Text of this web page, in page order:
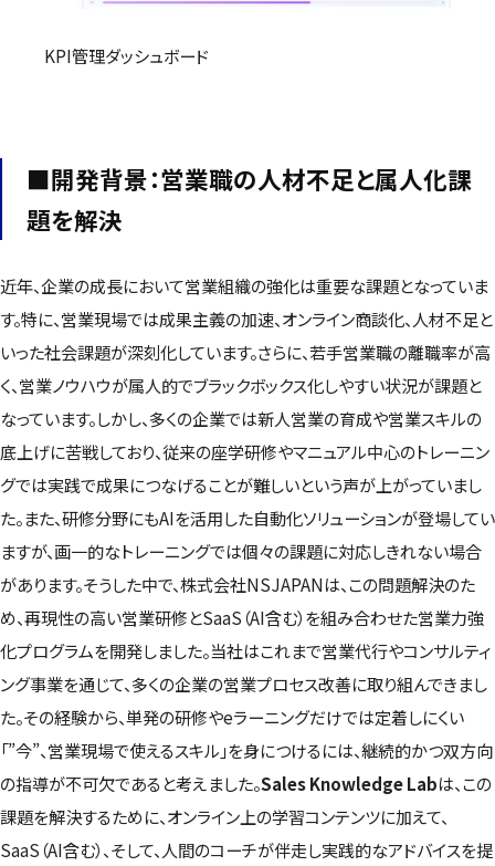
KPI管理ダッシュボード
■開発背景：営業職の人材不足と属人化課
題を解決
近年、企業の成長において営業組織の強化は重要な課題となっていま
す。特に、営業現場では成果主義の加速、オンライン商談化、人材不足と
いった社会課題が深刻化しています。さらに、若手営業職の離職率が高
く、営業ノウハウが属人的でブラックボックス化しやすい状況が課題と
なっています。しかし、多くの企業では新人営業の育成や営業スキルの
底上げに苦戦しており、従来の座学研修やマニュアル中心のトレーニン
グでは実践で成果につなげることが難しいという声が上がっていまし
た。また、研修分野にもAIを活用した自動化ソリューションが登場してい
ますが、画一的なトレーニングでは個々の課題に対応しきれない場合
があります。そうした中で、株式会社NSJAPANは、この問題解決のた
め、再現性の高い営業研修とSaaS（AI含む）を組み合わせた営業力強
化プログラムを開発しました。当社はこれまで営業代行やコンサルティ
ング事業を通じて、多くの企業の営業プロセス改善に取り組んできまし
た。その経験から、単発の研修やeラーニングだけでは定着しにくい
「”今”、営業現場で使えるスキル」を身につけるには、継続的かつ双方向
の指導が不可欠であると考えました。Sales Knowledge Labは、この
課題を解決するために、オンライン上の学習コンテンツに加えて、
SaaS（AI含む）、そして、人間のコーチが伴走し実践的なアドバイスを提